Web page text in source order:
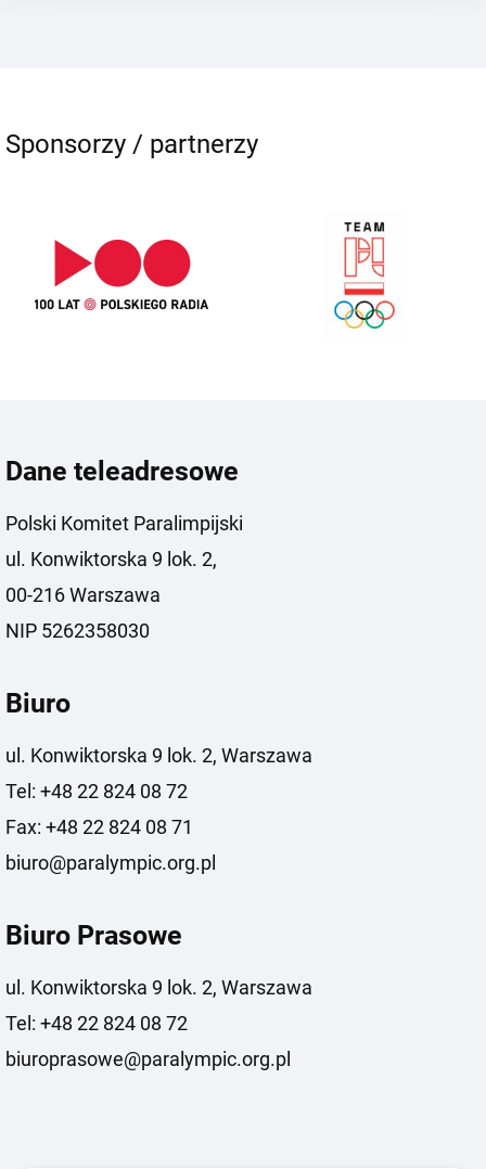
Sponsorzy / partnerzy
Dane teleadresowe
Polski Komitet Paralimpijski
ul. Konwiktorska 9 lok. 2,
00-216 Warszawa
NIP 5262358030
Biuro
ul. Konwiktorska 9 lok. 2, Warszawa
Tel: +48 22 824 08 72
Fax: +48 22 824 08 71
biuro@paralympic.org.pl
Biuro Prasowe
ul. Konwiktorska 9 lok. 2, Warszawa
Tel: +48 22 824 08 72
biuroprasowe@paralympic.org.pl